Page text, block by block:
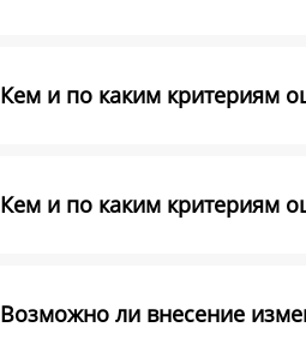
Кем и по каким критериям
Кем и по каким критериям
Возможно ли внесение